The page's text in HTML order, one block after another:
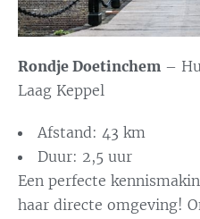
Rondje Doetinchem –
Laag Keppel
Afstand: 43 km
Duur: 2,5 uur
Een perfecte
haar directe omgeving!